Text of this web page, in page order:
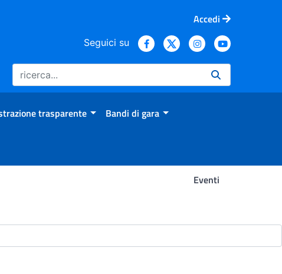
Accedi
Seguici su
trasparente Bandi di gara
Eventi